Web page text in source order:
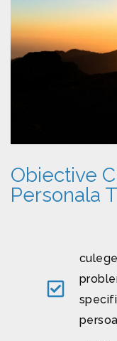
Obiective
Personala